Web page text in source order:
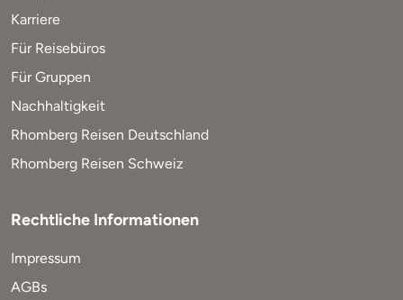
Karriere
Für Reisebüros
Für Gruppen
Nachhaltigkeit
Rhomberg Reisen Deutschland
Rhomberg Reisen Schweiz
Rechtliche Informationen
Impressum
AGBs